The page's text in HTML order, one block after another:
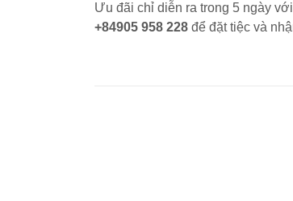
Ưu đãi chỉ diễn ra trong 5 ngày
+84905 958 228 để đặt tiệc và